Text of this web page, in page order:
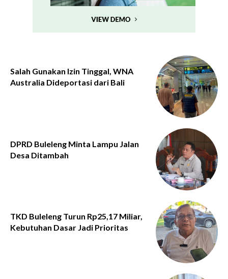
Salah Gunakan Izin Tinggal, WNA
Australia Dideportasi dari Bali
DPRD Buleleng Minta Lampu Jalan
Desa Ditambah
TKD Buleleng Turun Rp25,17 Miliar,
Kebutuhan Dasar Jadi Prioritas